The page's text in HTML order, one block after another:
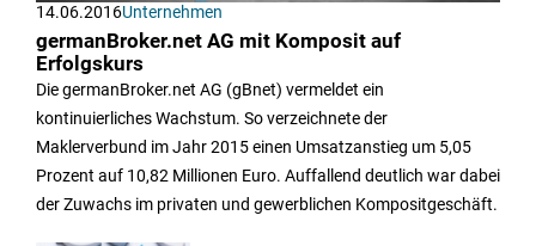
14.06.2016Unternehmen
germanBroker.net AG mit Komposit auf
Erfolgskurs
Die germanBroker.net AG (gBnet) vermeldet ein
kontinuierliches Wachstum. So verzeichnete der
Maklerverbund im Jahr 2015 einen Umsatzanstieg um 5,05
Prozent auf 10,82 Millionen Euro. Auffallend deutlich war dabei
der Zuwachs im privaten und gewerblichen Kompositgeschäft.